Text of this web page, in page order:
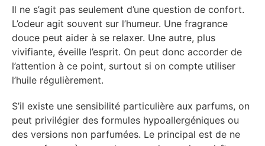
Il ne s’agit pas seulement d’une question de confort.
L’odeur agit souvent sur l’humeur. Une fragrance
douce peut aider à se relaxer. Une autre, plus
vivifiante, éveille l’esprit. On peut donc accorder de
l’attention à ce point, surtout si on compte utiliser
l’huile régulièrement.
S’il existe une sensibilité particulière aux parfums, on
peut privilégier des formules hypoallergéniques ou
des versions non parfumées. Le principal est de ne